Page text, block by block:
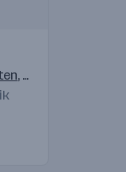
, Salzburg